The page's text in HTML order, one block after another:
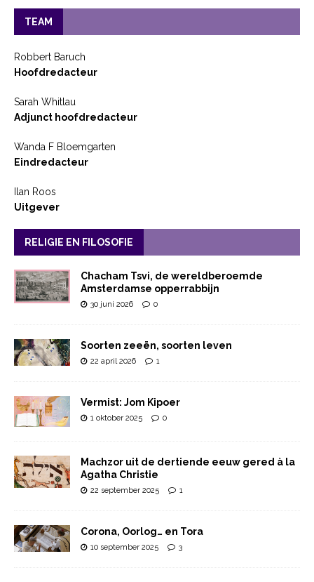
TEAM
Robbert Baruch
Hoofdredacteur
Sarah Whitlau
Adjunct hoofdredacteur
Wanda F Bloemgarten
Eindredacteur
Ilan Roos
Uitgever
RELIGIE EN FILOSOFIE
Chacham Tsvi, de wereldberoemde
Amsterdamse opperrabbijn
30 juni 2026 0
Soorten zeeën, soorten leven
22 april 2026 1
Vermist: Jom Kipoer
1 oktober 2025 0
Machzor uit de dertiende eeuw gered à la
Agatha Christie
22 september 2025 1
Corona, Oorlog… en Tora
10 september 2025 3